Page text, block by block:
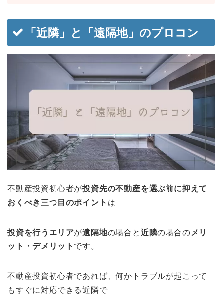
「近隣」と「遠隔地」のプロコン
不動産投資初心者が投資先の不動産を選ぶ前に抑えて
おくべき三つ目のポイント は
投資を行うエリアが遠隔地の場合と 近隣の場合の メリ
ット・デメリット です。
不動産投資初心者であれば、何かトラブルが起こって
もすぐに対応できる近隣で